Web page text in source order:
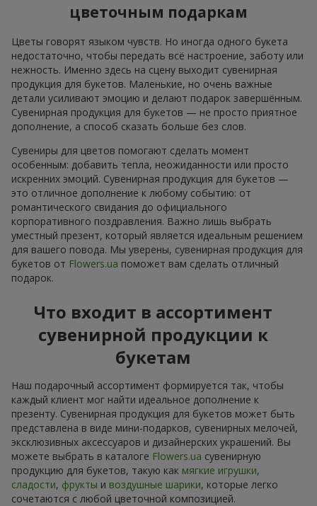
цветочным подаркам
Цветы говорят языком чувств. Но иногда одного букета
недостаточно, чтобы передать всё настроение, заботу или
нежность. Именно здесь на сцену выходит сувенирная
продукция для букетов. Маленькие, но очень важные
детали усиливают эмоцию и делают подарок завершённым.
Сувенирная продукция для букетов — не просто приятное
дополнение, а способ сказать больше без слов.
Сувениры для цветов помогают сделать момент
особенным: добавить тепла, неожиданности или просто
искренних эмоций. Сувенирная продукция для букетов —
это отличное дополнение к любому событию: от
романтического свидания до официального
корпоративного поздравления. Важно лишь выбрать
уместный презент, который является идеальным решением
для вашего повода. Мы уверены, сувенирная продукция для
букетов от Flowers.ua поможет вам сделать отличный
подарок.
Что входит в ассортимент
сувенирной продукции к
букетам
Наш подарочный ассортимент формируется так, чтобы
каждый клиент мог найти идеальное дополнение к
презенту. Сувенирная продукция для букетов может быть
представлена в виде мини-подарков, сувенирных мелочей,
эксклюзивных аксессуаров и дизайнерских украшений. Вы
можете выбрать в каталоге Flowers.ua сувенирную
продукцию для букетов, такую как мягкие игрушки,
сладости, фрукты и воздушные шарики, которые легко
сочетаются с любой цветочной композицией.